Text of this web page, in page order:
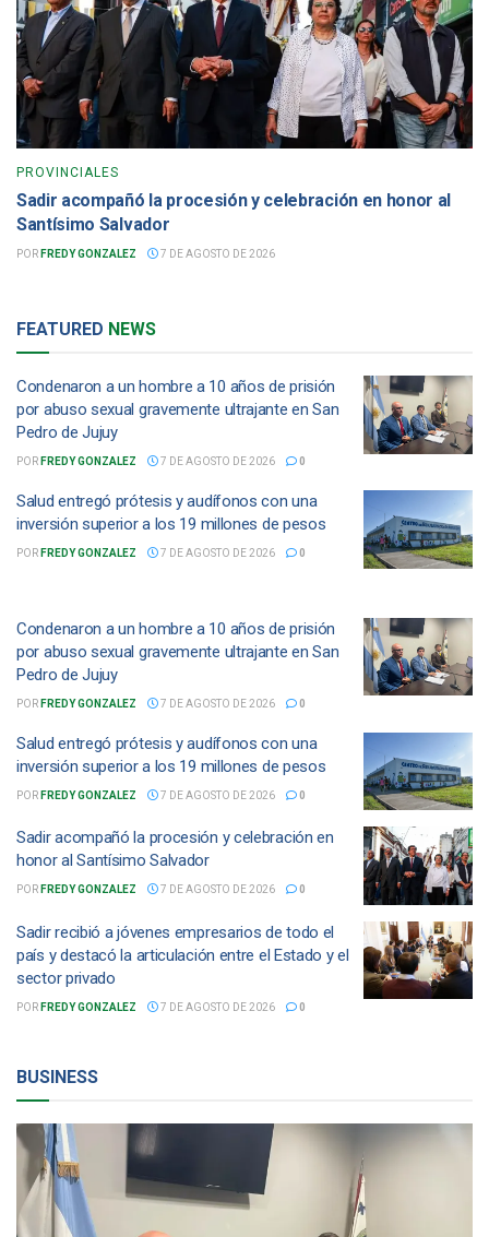
PROVINCIALES
Sadir acompañó la procesión y celebración en honor al
Santísimo Salvador
POR FREDY GONZALEZ 7 DE AGOSTO DE 2026
FEATURED NEWS
Condenaron a un hombre a 10 años de prisión
por abuso sexual gravemente ultrajante en San
Pedro de Jujuy
POR FREDY GONZALEZ 7 DE AGOSTO DE 2026 0
Salud entregó prótesis y audífonos con una
inversión superior a los 19 millones de pesos
POR FREDY GONZALEZ 7 DE AGOSTO DE 2026 0
Condenaron a un hombre a 10 años de prisión
por abuso sexual gravemente ultrajante en San
Pedro de Jujuy
POR FREDY GONZALEZ 7 DE AGOSTO DE 2026 0
Salud entregó prótesis y audífonos con una
inversión superior a los 19 millones de pesos
POR FREDY GONZALEZ 7 DE AGOSTO DE 2026 0
Sadir acompañó la procesión y celebración en
honor al Santísimo Salvador
POR FREDY GONZALEZ 7 DE AGOSTO DE 2026 0
Sadir recibió a jóvenes empresarios de todo el
país y destacó la articulación entre el Estado y el
sector privado
POR FREDY GONZALEZ 7 DE AGOSTO DE 2026 0
BUSINESS